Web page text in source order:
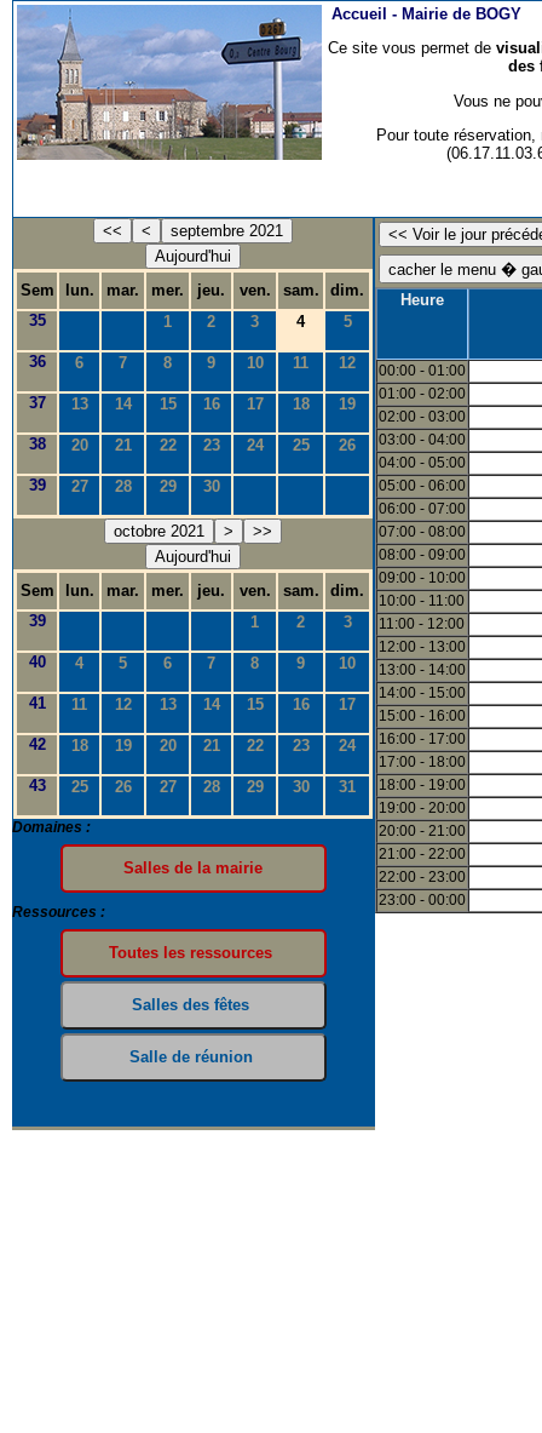
Accueil - Mairie de BOGY
Ce site vous permet de
des
Vous ne
Pour toute
<< <
septembre 2021
Aujourd'hui
Sem
lun. mar. mer. jeu. ven. sam.
dim.
35
1 2 3 4 5
36 6 7 8 9 10 11 12
37 13 14 15 16 17 18 19
38 20 21 22 23 24 25 26
39 27 28 29 30
octobre 2021 >
>>
Aujourd'hui
Sem
lun. mar. mer. jeu. ven. sam.
dim.
39
1 2 3
40 4 5 6 7 8 9 10
41 11 12 13 14 15 16 17
42 18 19 20 21 22 23 24
43 25 26 27 28 29 30 31
Domaines :
Ressources :
Heure
00:00 - 01:00
01:00 - 02:00
02:00 - 03:00
03:00 - 04:00
04:00 - 05:00
05:00 - 06:00
06:00 - 07:00
07:00 - 08:00
08:00 - 09:00
09:00 - 10:00
10:00 - 11:00
11:00 - 12:00
12:00 - 13:00
13:00 - 14:00
14:00 - 15:00
15:00 - 16:00
16:00 - 17:00
17:00 - 18:00
18:00 - 19:00
19:00 - 20:00
20:00 - 21:00
21:00 - 22:00
22:00 - 23:00
23:00 - 00:00